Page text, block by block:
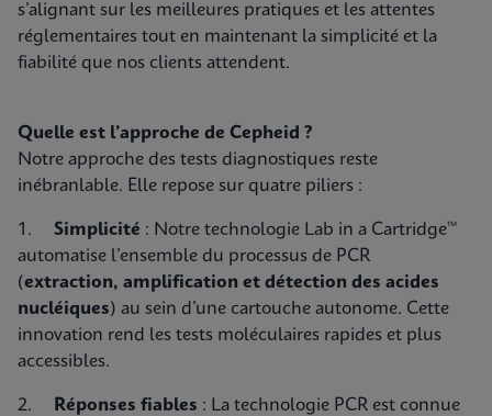
s’alignant sur les meilleures pratiques et les attentes
réglementaires tout en maintenant la simplicité et la
fiabilité que nos clients attendent.
Quelle est l’approche de Cepheid ?
Notre approche des tests diagnostiques reste
inébranlable. Elle repose sur quatre piliers :
1. Simplicité : Notre technologie Lab in a Cartridge™
automatise l’ensemble du processus de PCR
(extraction, amplification et détection des acides
nucléiques) au sein d’une cartouche autonome. Cette
innovation rend les tests moléculaires rapides et plus
accessibles.
2. Réponses fiables : La technologie PCR est connue